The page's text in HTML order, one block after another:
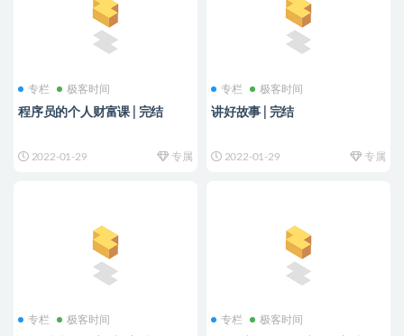
专栏 极客时间
程序员的个人财富课 | 完结
2022-01-29 专属
专栏 极客时间
讲好故事 | 完结
2022-01-29 专属
专栏 极客时间 专栏 极客时间